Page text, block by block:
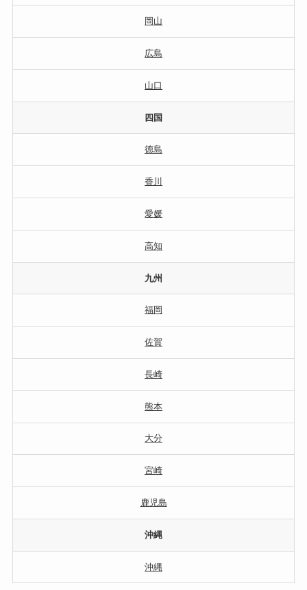
岡山
広島
山口
四国
徳島
香川
愛媛
高知
九州
福岡
佐賀
長崎
熊本
大分
宮崎
鹿児島
沖縄
沖縄